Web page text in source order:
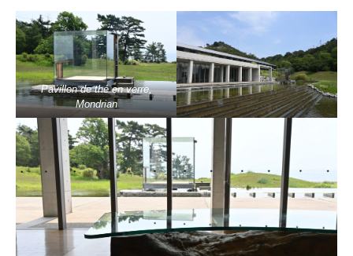
Pavillon de thé en verre,
Mondrian